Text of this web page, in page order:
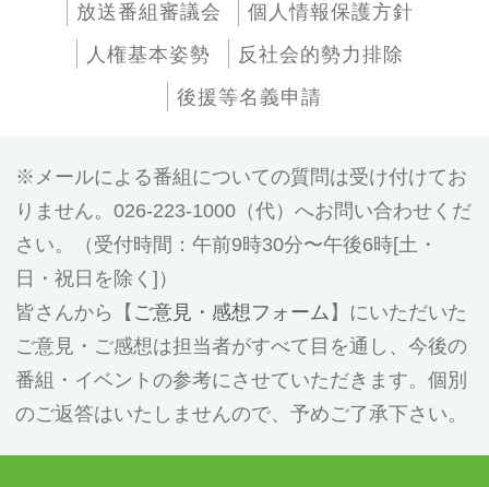
放送番組審議会
個人情報保護方針
人権基本姿勢
反社会的勢力排除
後援等名義申請
メールによる番組についての質問は受け付けてお
りません。026-223-1000（代）へお問い合わせくだ
さい。（受付時間：午前9時30分〜午後6時[土・
日・祝日を除く]）
皆さんから【 ご意見・感想フォーム 】にいただいた
ご意見・ご感想は担当者がすべて目を通し、今後の
番組・イベントの参考にさせていただきます。個別
のご返答はいたしませんので、予めご了承下さい。